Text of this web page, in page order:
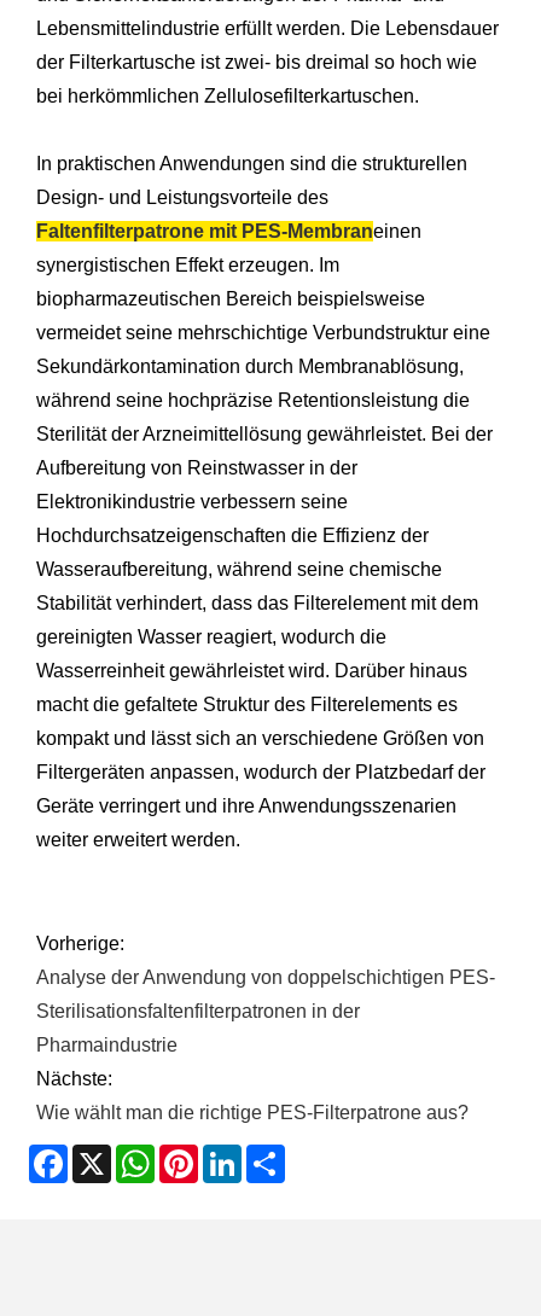
Lebensmittelindustrie erfüllt werden. Die Lebensdauer
der Filterkartusche ist zwei- bis dreimal so hoch wie
bei herkömmlichen Zellulosefilterkartuschen.
In praktischen Anwendungen sind die strukturellen
Design- und Leistungsvorteile des
Faltenfilterpatrone mit PES-Membraneinen
synergistischen Effekt erzeugen. Im
biopharmazeutischen Bereich beispielsweise
vermeidet seine mehrschichtige Verbundstruktur eine
Sekundärkontamination durch Membranablösung,
während seine hochpräzise Retentionsleistung die
Sterilität der Arzneimittellösung gewährleistet. Bei der
Aufbereitung von Reinstwasser in der
Elektronikindustrie verbessern seine
Hochdurchsatzeigenschaften die Effizienz der
Wasseraufbereitung, während seine chemische
Stabilität verhindert, dass das Filterelement mit dem
gereinigten Wasser reagiert, wodurch die
Wasserreinheit gewährleistet wird. Darüber hinaus
macht die gefaltete Struktur des Filterelements es
kompakt und lässt sich an verschiedene Größen von
Filtergeräten anpassen, wodurch der Platzbedarf der
Geräte verringert und ihre Anwendungsszenarien
weiter erweitert werden.
Vorherige:
Analyse der Anwendung von doppelschichtigen PES-
Sterilisationsfaltenfilterpatronen in der
Pharmaindustrie
Nächste:
Wie wählt man die richtige PES-Filterpatrone aus?
Facebook
X WhatsApp
PinterestLinkedIn